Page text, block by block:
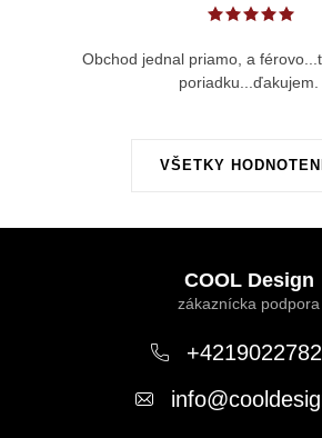
VŠETKY
Obchod jednal priamo, a
poriadku...ďakujem.
COOL Design
info@